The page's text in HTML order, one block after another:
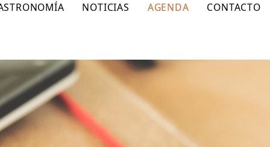
NOTICIAS AGENDA CONTACTO